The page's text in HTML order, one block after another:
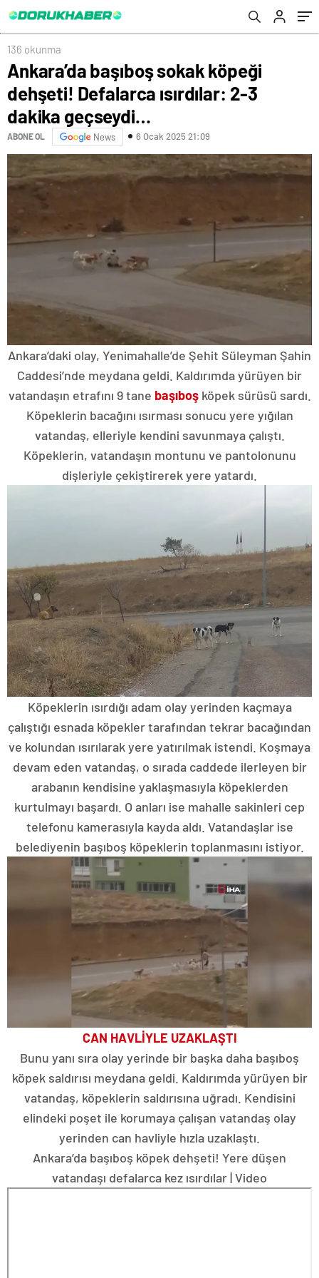
136 okunma
Ankara’da başıboş sokak köpeği
dehşeti! Defalarca ısırdılar: 2-3
dakika geçseydi…
ABONE OL News 6 Ocak 2025 21:09
Ankara’daki olay, Yenimahalle’de Şehit Süleyman Şahin
Caddesi’nde meydana geldi. Kaldırımda yürüyen bir
vatandaşın etrafını 9 tane başıboşköpek sürüsü sardı.
Köpeklerin bacağını ısırması sonucu yere yığılan
vatandaş, elleriyle kendini savunmaya çalıştı.
Köpeklerin, vatandaşın montunu ve pantolonunu
dişleriyle çekiştirerek yere yatardı.
Köpeklerin ısırdığı adam olay yerinden kaçmaya
çalıştığı esnada köpekler tarafından tekrar bacağından
ve kolundan ısırılarak yere yatırılmak istendi. Koşmaya
devam eden vatandaş, o sırada caddede ilerleyen bir
arabanın kendisine yaklaşmasıyla köpeklerden
kurtulmayı başardı. O anları ise mahalle sakinleri cep
telefonu kamerasıyla kayda aldı. Vatandaşlar ise
belediyenin başıboş köpeklerin toplanmasını istiyor.
CAN HAVLİYLE UZAKLAŞTI
Bunu yanı sıra olay yerinde bir başka daha başıboş
köpek saldırısı meydana geldi. Kaldırımda yürüyen bir
vatandaş, köpeklerin saldırısına uğradı. Kendisini
elindeki poşet ile korumaya çalışan vatandaş olay
yerinden can havliyle hızla uzaklaştı.
Ankara’da başıboş köpek dehşeti! Yere düşen
vatandaşı defalarca kez ısırdılar | Video